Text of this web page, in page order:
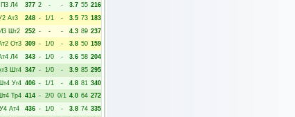
П3 Л4 377 2 - - 3.7 55 216
Ат3 248 - 1/1 - 3.5 73 183
И3 Шт2 252 - - - 4.3 89 237
От3 309 - 1/0 - 3.8 50 159
Л4 343 - 1/0 - 3.6 58 204
Шт4 347 - 1/0 - 3.9 85 295
Уг4 406 - 1/1 - 4.8 81 340
Тр4 414 - 2/0 0/1 4.0 64 272
У4 Ат4 436 - 1/0 - 3.8 74 335